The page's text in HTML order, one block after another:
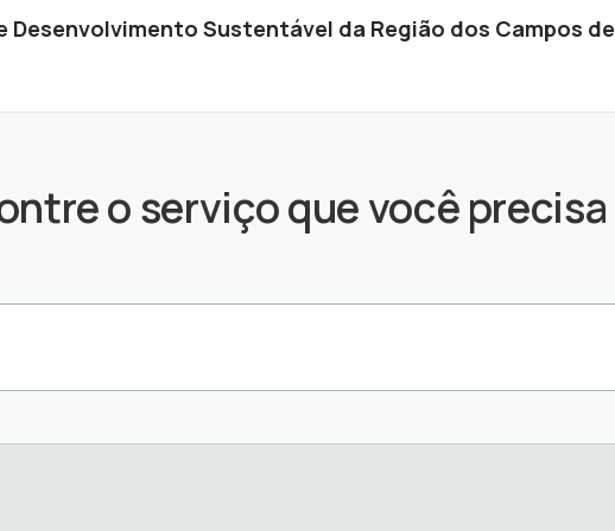
Sustentável da Região dos Campos de
o serviço que você precisa